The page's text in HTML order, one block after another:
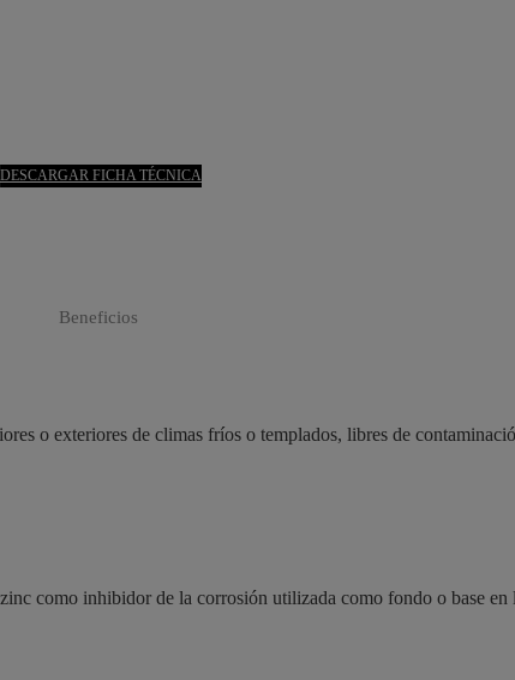
DESCARGAR FICHA TÉCNICA
Beneficios
o exteriores de climas fríos o templados, libres de
como inhibidor de la corrosión utilizada como fondo o base en